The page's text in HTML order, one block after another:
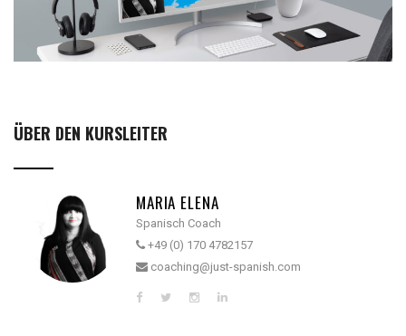
ÜBER DEN KURSLEITER
MARIA ELENA
Spanisch Coach
+49 (0) 170 4782157
coaching@just-spanish.com